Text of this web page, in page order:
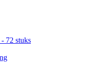
72 stuks